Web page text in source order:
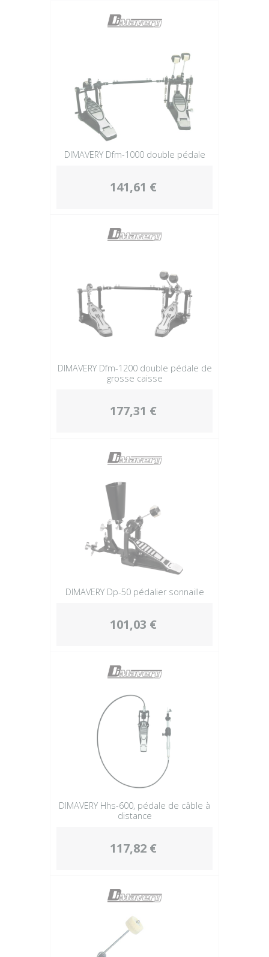
Plus
DIMAVERY Dfm-1000 double pédale
141,61 €
DIMAVERY Dfm-1200 double pédale de
grosse caisse
177,31 €
DIMAVERY Dp-50 pédalier sonnaille
101,03 €
DIMAVERY Hhs-600, pédale de câble à
distance
117,82 €